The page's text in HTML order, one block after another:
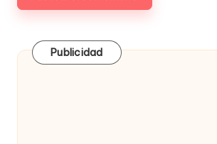
Publicidad